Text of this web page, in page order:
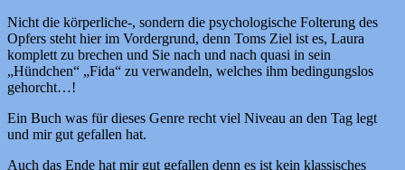
Nicht die körperliche-, sondern die psychologische Folterung des
Opfers steht hier im Vordergrund, denn Toms Ziel ist es, Laura
komplett zu brechen und Sie nach und nach quasi in sein
„Hündchen“ „Fida“ zu verwandeln, welches ihm bedingungslos
gehorcht…!
Ein Buch was für dieses Genre recht viel Niveau an den Tag legt
und mir gut gefallen hat.
Auch das Ende hat mir gut gefallen denn es ist kein klassisches